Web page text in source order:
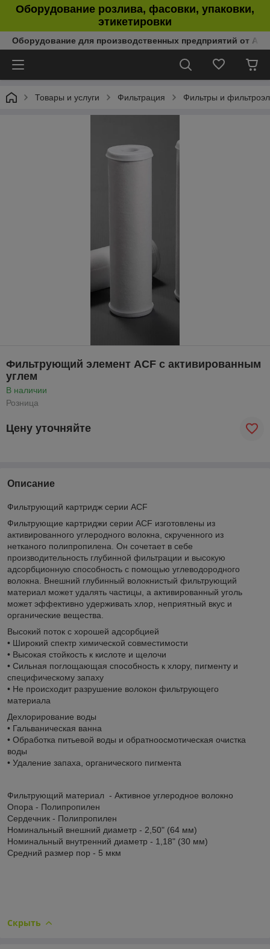
Оборудование розлива, фасовки, упаковки,
этикетировки
Оборудование для производственных предприятий от
Товары и услуги Фильтрация Фильтры и
Фильтрующий элемент ACF с активированным
углем
В наличии
Розница
Цену уточняйте
Описание
Фильтрующий картридж серии ACF
Фильтрующие картриджи серии ACF изготовлены из
активированного углеродного волокна, скрученного из
нетканого полипропилена. Он сочетает в себе
производительность глубинной фильтрации и высокую
адсорбционную способность с помощью углеводородного
волокна. Внешний глубинный волокнистый фильтрующий
материал может удалять частицы, а активированный уголь
может эффективно удерживать хлор, неприятный вкус и
органические вещества.
Высокий поток с хорошей адсорбцией
• Широкий спектр химической совместимости
• Высокая стойкость к кислоте и щелочи
• Сильная поглощающая способность к хлору, пигменту и
специфическому запаху
• Не происходит разрушение волокон фильтрующего
материала
Дехлорирование воды
• Гальваническая ванна
• Обработка питьевой воды и обратноосмотическая очистка
воды
• Удаление запаха, органического пигмента
Фильтрующий материал - Активное углеродное волокно
Опора - Полипропилен
Сердечник - Полипропилен
Номинальный внешний диаметр - 2,50" (64 мм)
Номинальный внутренний диаметр - 1,18" (30 мм)
Средний размер пор - 5 мкм
Скрыть